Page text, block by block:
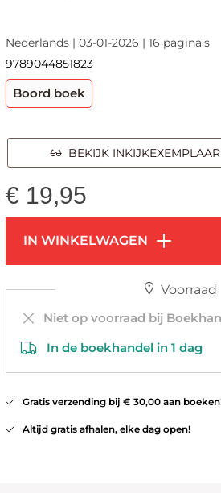
Nederlands | 03-01-2026 | 16 pagina's
9789044851823
Boord boek
BEKIJK INKIJKEXEMPLAAR
€ 19,95
IN WINKELWAGEN
Voorraad
Niet op voorraad bij
In de boekhandel in 1 dag
Gratis verzending bij € 30,00 aan
Altijd gratis afhalen, elke dag open!